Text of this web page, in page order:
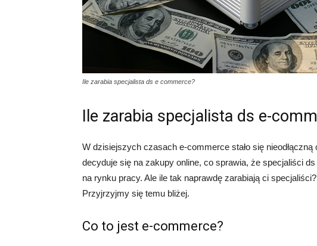
Ile zarabia specjalista ds e commerce?
Ile zarabia specjalista ds e-
W dzisiejszych czasach e-commerce stało się
decyduje się na zakupy online, co sprawia, że specjaliści
na rynku pracy. Ale ile tak naprawdę zarabiają ci
Przyjrzyjmy się temu bliżej.
Co to jest e-commerce?